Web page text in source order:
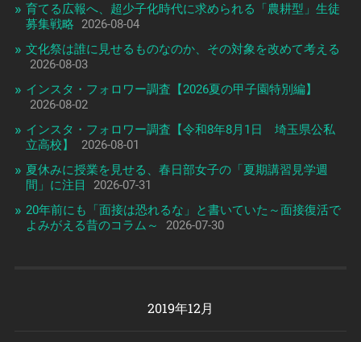
育てる広報へ、超少子化時代に求められる「農耕型」生徒
募集戦略
2026-08-04
文化祭は誰に見せるものなのか、その対象を改めて考える
2026-08-03
インスタ・フォロワー調査【2026夏の甲子園特別編】
2026-08-02
インスタ・フォロワー調査【令和8年8月1日 埼玉県公私
立高校】
2026-08-01
夏休みに授業を見せる、春日部女子の「夏期講習見学週
間」に注目
2026-07-31
20年前にも「面接は恐れるな」と書いていた～面接復活で
よみがえる昔のコラム～
2026-07-30
2019年12月